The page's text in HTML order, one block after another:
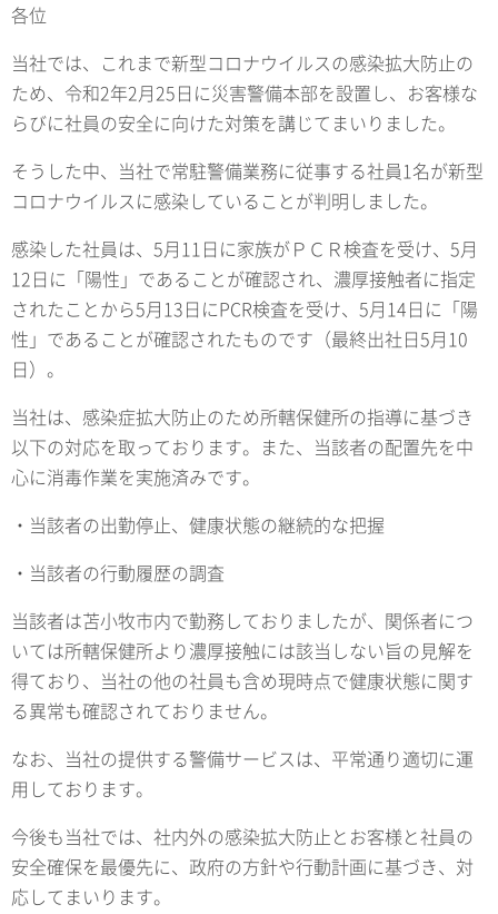
各位
当社では、これまで新型コロナウイルスの感染拡大防止の
ため、令和2年2月25日に災害警備本部を設置し、お客様な
らびに社員の安全に向けた対策を講じてまいりました。
そうした中、当社で常駐警備業務に従事する社員1名が新型
コロナウイルスに感染していることが判明しました。
感染した社員は、5月11日に家族がＰＣＲ検査を受け、5月
12日に「陽性」であることが確認され、濃厚接触者に指定
されたことから5月13日にPCR検査を受け、5月14日に「陽
性」であることが確認されたものです（最終出社日5月10
日）。
当社は、感染症拡大防止のため所轄保健所の指導に基づき
以下の対応を取っております。また、当該者の配置先を中
心に消毒作業を実施済みです。
・当該者の出勤停止、健康状態の継続的な把握
・当該者の行動履歴の調査
当該者は苫小牧市内で勤務しておりましたが、関係者につ
いては所轄保健所より濃厚接触には該当しない旨の見解を
得ており、当社の他の社員も含め現時点で健康状態に関す
る異常も確認されておりません。
なお、当社の提供する警備サービスは、平常通り適切に運
用しております。
今後も当社では、社内外の感染拡大防止とお客様と社員の
安全確保を最優先に、政府の方針や行動計画に基づき、対
応してまいります。